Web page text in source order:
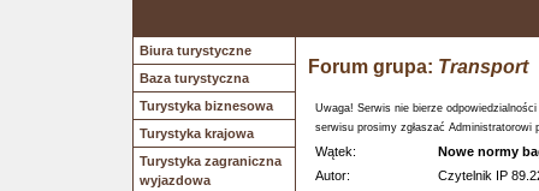
Biura turystyczne
Baza turystyczna
Turystyka biznesowa
Turystyka krajowa
Turystyka zagraniczna
wyjazdowa
Forum grupa: Transport
Uwaga! Serwis nie bierze
serwisu prosimy zgłaszać Administratorowi
Wątek:
Nowe normy
Autor:
Czytelnik IP